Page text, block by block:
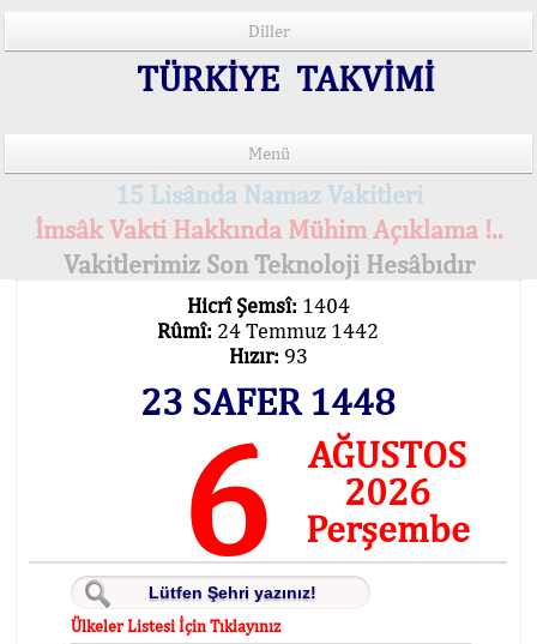
Diller
TÜRKİYE TAKVİMİ
Menü
15 Lisânda Namaz Vakitleri
İmsâk Vakti Hakkında Mühim Açıklama !..
Vakitlerimiz Son Teknoloji Hesâbıdır
Hicrî Şemsî: 1404
Rûmî: 24 Temmuz 1442
Hızır: 93
23 SAFER 1448
6
AĞUSTOS
2026
Perşembe
Ülkeler Listesi İçin Tıklayınız